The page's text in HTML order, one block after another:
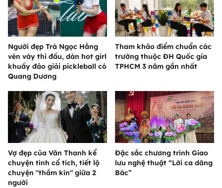
Người đẹp Trà Ngọc Hằng
vén váy thi đấu, dàn hot girl
khuấy đảo giải pickleball có
Quang Dương
Tham khảo điểm chuẩn các
trường thuộc ĐH Quốc gia
TPHCM 3 năm gần nhất
Vợ đẹp của Văn Thanh kể
chuyện tình cổ tích, tiết lộ
chuyện "thầm kín" giữa 2
người
Đặc sắc chương trình Giao
lưu nghệ thuật “Lời ca dâng
Bác”